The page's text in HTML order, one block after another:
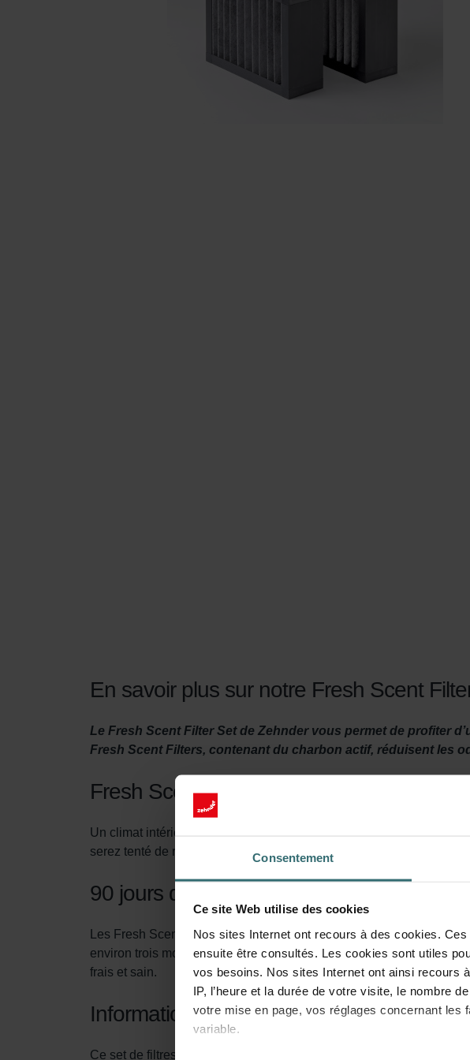
Consentement
Ce site Web utilise des cookies
Nos sites Internet ont recours à des cookies.
ensuite être consultés. Les cookies sont utiles
vos besoins. Nos sites Internet ont ainsi recours
IP, l’heure et la durée de votre visite, le nombre
votre mise en page, vos réglages concernant
variable.
En savoir plus sur notre Fresh Scent
Le Fresh Scent Filter Set de Zehnder vous permet de profiter
Fresh Scent Filters, contenant du charbon actif, réduisent les
Fresh Scent Filter set
Un climat intérieur sain passe par une ventilation suffisante. Mais
serez tenté de réduire la ventilation pour éviter les mauvaises
90 jours de protection
Les Fresh Scent Filters éliminent les odeurs, la poussière et le
environ trois mois, son efficacité diminue. Il peut même relâcher
frais et sain.
Informations techniques
Ce set de filtres contient: